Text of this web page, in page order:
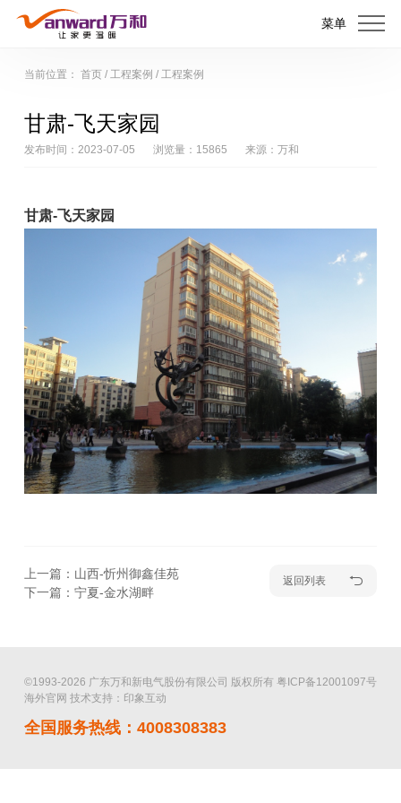
菜单
当前位置： 首页/ 工程案例 / 工程案例
甘肃-飞天家园
发布时间：2023-07-05 浏览量：15865 来源：万和
甘肃-飞天家园
上一篇：山西-忻州御鑫佳苑
下一篇：宁夏-金水湖畔
返回列表
©1993-2026 广东万和新电气股份有限公司 版权所有 粤ICP备12001097号
海外官网 技术支持：印象互动
全国服务热线：4008308383